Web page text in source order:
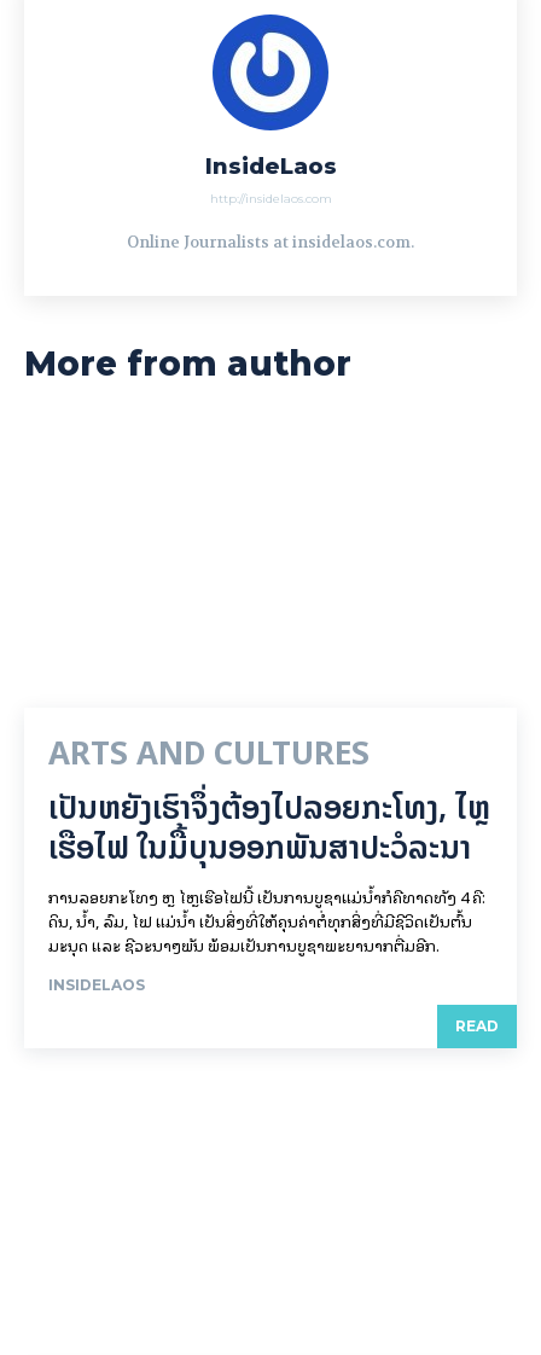
InsideLaos
http://insidelaos.com
Online Journalists at insidelaos.com.
More from author
ARTS AND CULTURES
ເປັນ​ຫຍັງ​ເຮົາ​ຈຶ່ງ​ຕ້ອງ​ໄປລອຍ​ກະ​ໂທງ, ໄຫຼ​
ເຮືອ​ໄຟ ໃນ​ມື້​​ບຸນ​ອອກ​ພັນ​ສາ​ປະ​ວໍ​ລະ​ນາ
ການລອຍ​ກະ​ໂທງ ຫຼື ໄຫຼເຮືອໄຟນີ້ ເປັນການບູຊາແມ່ນໍ້າກໍຄືທາດທັງ 4 ຄື:
ດິນ, ນໍ້າ, ລົມ, ໄຟ ແມ່ນໍ້າ ເປັນສິ່ງທີ່ໃຫ້ຄຸນຄ່າຕໍ່ທຸກສິ່ງທີ່ມີຊີວິດເປັນຕົ້ນ
ມະນຸດ ແລະ ຊີວະນາໆພັນ ພ້ອມເປັນການບູຊາພະຍານາກຕື່ມອີກ.
INSIDELAOS
READ